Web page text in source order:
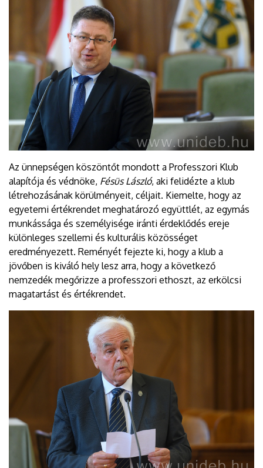
Az ünnepségen köszöntőt mondott a Professzori Klub
alapítója és védnöke, Fésüs László, aki felidézte a klub
létrehozásának körülményeit, céljait. Kiemelte, hogy az
egyetemi értékrendet meghatározó együttlét, az egymás
munkássága és személyisége iránti érdeklődés ereje
különleges szellemi és kulturális közösséget
eredményezett. Reményét fejezte ki, hogy a klub a
jövőben is kiváló hely lesz arra, hogy a következő
nemzedék megőrizze a professzori ethoszt, az erkölcsi
magatartást és értékrendet.